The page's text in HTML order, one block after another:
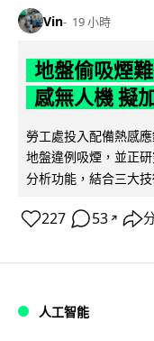
Vin 19 小時
地盤偷吸煙
感無人機 擬
勞工處投入配備熱感
地盤違例吸煙，並正
分析功能，結合三大
227 53 ↗
人工智能